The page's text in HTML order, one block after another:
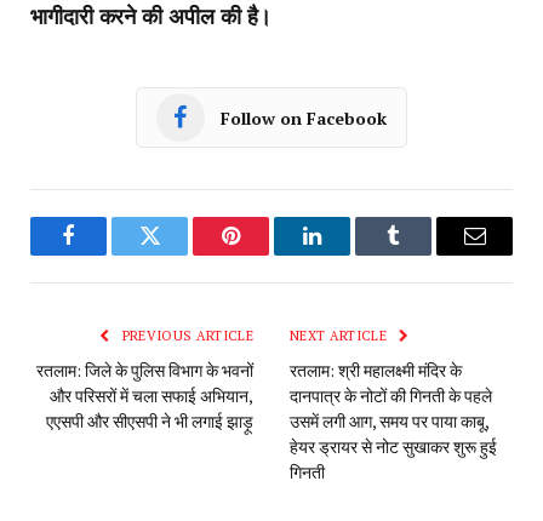
भागीदारी करने की अपील की है।
Follow on Facebook
FacebookTwitter Pinterest LinkedInTumblr Email
PREVIOUS ARTICLE
रतलाम: जिले के पुलिस विभाग के भवनों
और परिसरों में चला सफाई अभियान,
एएसपी और सीएसपी ने भी लगाई झाड़ू
NEXT ARTICLE
रतलाम: श्री महालक्ष्मी मंदिर के
दानपात्र के नोटों की गिनती के पहले
उसमें लगी आग, समय पर पाया काबू,
हेयर ड्रायर से नोट सुखाकर शुरू हुई
गिनती